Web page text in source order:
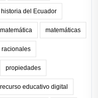
historia del Ecuador
matemática matemáticas
racionales
propiedades
recurso educativo digital